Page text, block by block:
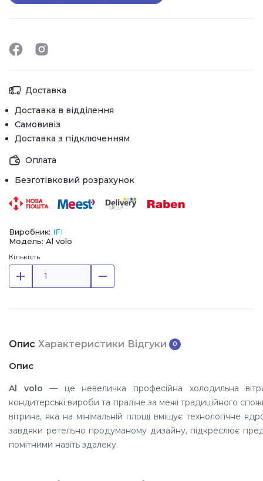
Доставка
Доставка в відділення
Самовивіз
Доставка з підключенням
Оплата
Безготівковий розрахунок
Виробник: IFI
Модель: Al volo
Кількість
Опис Характеристики Відгуки 0
Опис
Al volo — це невеличка професійна холодильна
кондитерські вироби та праліне за межі традиційного
вітрина, яка на мінімальній площі вміщує технологічне
завдяки ретельно продуманому дизайну, підкреслює
помітними навіть здалеку.